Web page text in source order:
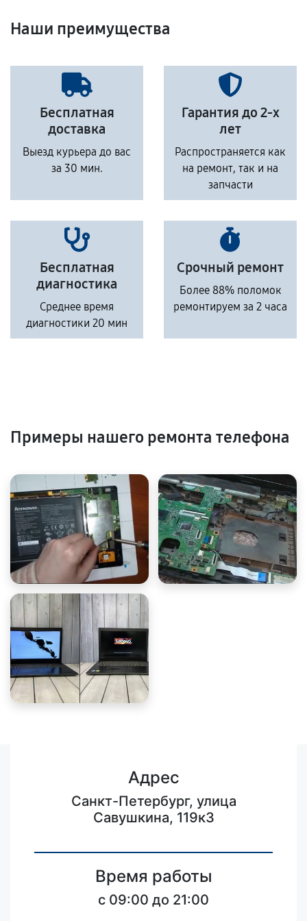
Наши преимущества
Бесплатная
доставка
Выезд курьера до вас
за 30 мин.
Гарантия до 2-х
лет
Распространяется как
на ремонт, так и на
запчасти
Бесплатная
диагностика
Среднее время
диагностики 20 мин
Срочный ремонт
Более 88% поломок
ремонтируем за 2 часа
Примеры нашего ремонта телефона
Адрес
Санкт-Петербург, улица
Савушкина, 119к3
Время работы
c 09:00 до 21:00